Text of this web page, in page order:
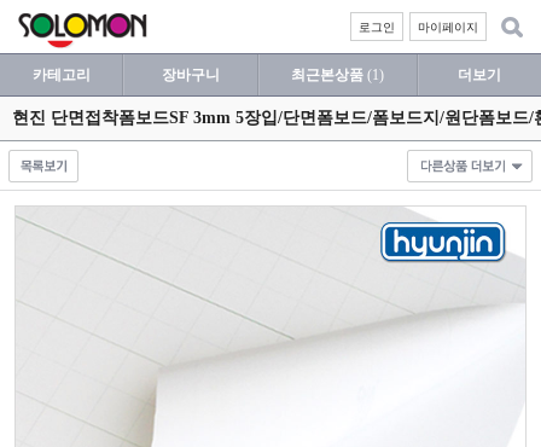
마이페이지
로그인
카테고리 장바구니 최근본상품 (1) 더보기
현진 단면접착폼보드SF 3mm 5장입/단면폼보드/폼보드지/원단폼보드/